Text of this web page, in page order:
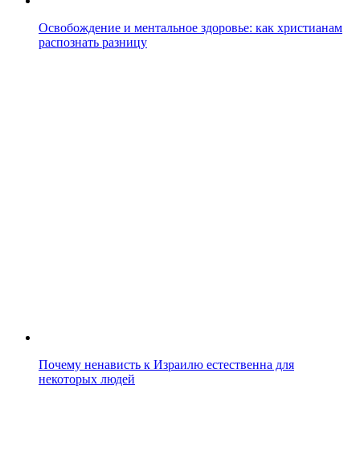
Освобождение и ментальное здоровье: как христианам
распознать разницу
Почему ненависть к Израилю естественна для
некоторых людей